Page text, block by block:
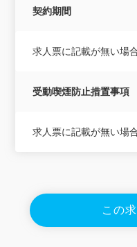
契約期間
求人票に記載が無い場
受動喫煙防止措置事項
求人票に記載が無い場
この